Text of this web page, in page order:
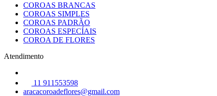
COROAS BRANCAS
COROAS SIMPLES
COROAS PADRÃO
COROAS ESPECÍAIS
COROA DE FLORES
Atendimento
11 911553598
aracacoroadeflores@gmail.com